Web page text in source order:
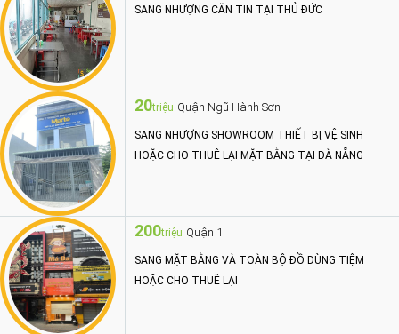
SANG NHƯỢNG CĂN TIN TẠI THỦ ĐỨC
20triệu Quận Ngũ Hành Sơn
SANG NHƯỢNG SHOWROOM THIẾT BỊ VỆ SINH
HOẶC CHO THUÊ LẠI MẶT BẰNG TẠI ĐÀ NẴNG
200triệu Quận 1
SANG MẶT BẰNG VÀ TOÀN BỘ ĐỒ DÙNG TIỆM
HOẶC CHO THUÊ LẠI